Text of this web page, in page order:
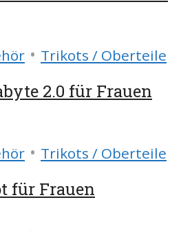
• Trikots / Oberteile
2.0 für Frauen
• Trikots / Oberteile
für Frauen